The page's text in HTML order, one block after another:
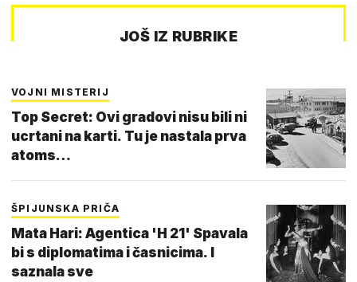
JOŠ IZ RUBRIKE
VOJNI MISTERIJ
Top Secret: Ovi gradovi nisu bili ni
ucrtani na karti. Tu je nastala prva
atoms…
ŠPIJUNSKA PRIČA
Mata Hari: Agentica 'H 21' Spavala
bi s diplomatima i časnicima. I
saznala sve